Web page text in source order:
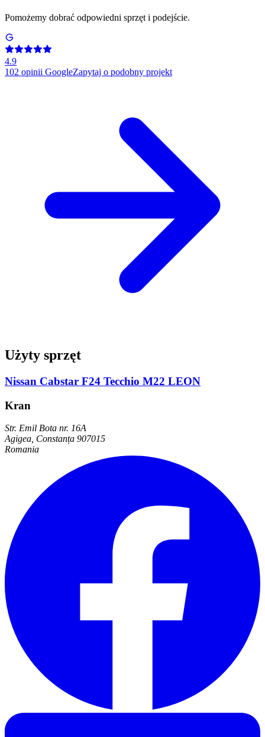
Pomożemy dobrać odpowiedni sprzęt i podejście.
4.9
102 opinii GoogleZapytaj o podobny projekt
Użyty sprzęt
Nissan Cabstar F24 Tecchio M22 LEON
Kran
Str. Emil Bota nr. 16A
Agigea, Constanța 907015
Romania